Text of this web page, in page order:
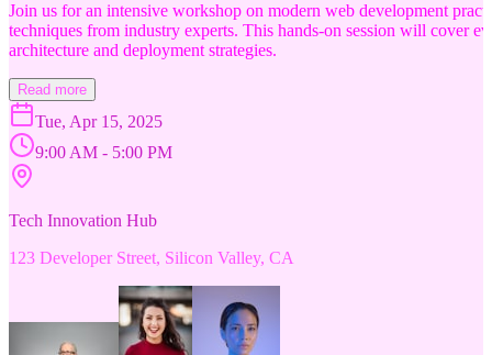
Join us for an intensive workshop on modern web development
techniques from industry experts. This hands-on session will cover
architecture and deployment strategies.
Read more
Tue, Apr 15, 2025
9:00 AM - 5:00 PM
Tech Innovation Hub
123 Developer Street, Silicon Valley, CA